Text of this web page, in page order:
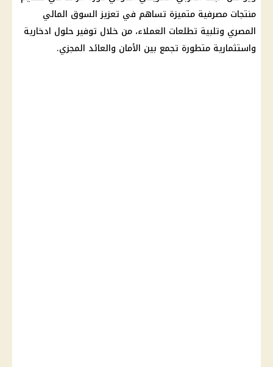
منتجات مصرفية متميزة تساهم في تعزيزالسوق المالي
المصري وتلبية تطلعات العملاء، من خلال توفيرحلول ادخارية
واستثمارية متطورة تجمع بين الأمان والعائد المجزي.